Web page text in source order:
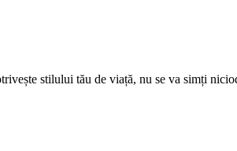
stilului tău de viață, nu se va simți